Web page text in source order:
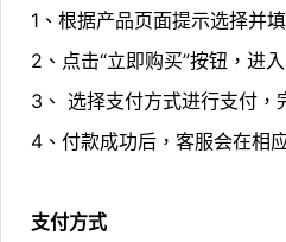
1、根据产品页面提示选择并
2、点击“立即购买”按钮，进
3、 选择支付方式进行支付，
4、付款成功后，客服会在相
支付方式